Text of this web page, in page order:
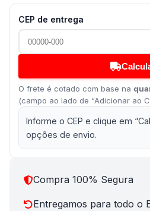
CEP de entrega
O frete é cotado com base na
(campo ao lado de “Adicionar ao
Informe o CEP e clique em
opções de envio.
Compra 100% Segura
Entregamos para todo o